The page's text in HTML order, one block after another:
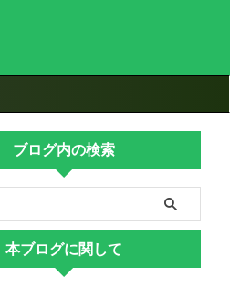
ブログ内の検索
本ブログに関して